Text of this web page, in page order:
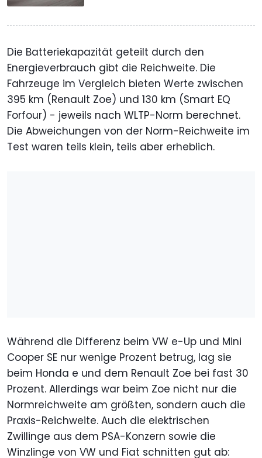
Die Batteriekapazität geteilt durch den
Energieverbrauch gibt die Reichweite. Die
Fahrzeuge im Vergleich bieten Werte zwischen
395 km (Renault Zoe) und 130 km (Smart EQ
Forfour) - jeweils nach WLTP-Norm berechnet.
Die Abweichungen von der Norm-Reichweite im
Test waren teils klein, teils aber erheblich.
Während die Differenz beim VW e-Up und Mini
Cooper SE nur wenige Prozent betrug, lag sie
beim Honda e und dem Renault Zoe bei fast 30
Prozent. Allerdings war beim Zoe nicht nur die
Normreichweite am größten, sondern auch die
Praxis-Reichweite. Auch die elektrischen
Zwillinge aus dem PSA-Konzern sowie die
Winzlinge von VW und Fiat schnitten gut ab: